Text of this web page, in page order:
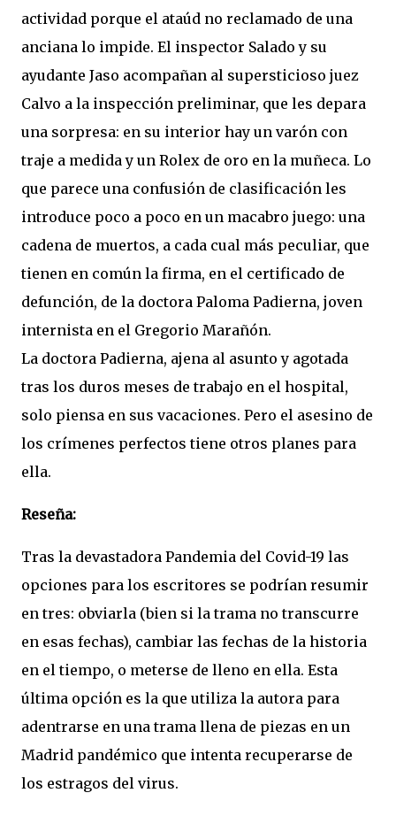
actividad porque el ataúd no reclamado de una
anciana lo impide. El inspector Salado y su
ayudante Jaso acompañan al supersticioso juez
Calvo a la inspección preliminar, que les depara
una sorpresa: en su interior hay un varón con
traje a medida y un Rolex de oro en la muñeca. Lo
que parece una confusión de clasificación les
introduce poco a poco en un macabro juego: una
cadena de muertos, a cada cual más peculiar, que
tienen en común la firma, en el certificado de
defunción, de la doctora Paloma Padierna, joven
internista en el Gregorio Marañón.
La doctora Padierna, ajena al asunto y agotada
tras los duros meses de trabajo en el hospital,
solo piensa en sus vacaciones. Pero el asesino de
los crímenes perfectos tiene otros planes para
ella.
Reseña:
Tras la devastadora Pandemia del Covid-19 las
opciones para los escritores se podrían resumir
en tres: obviarla (bien si la trama no transcurre
en esas fechas), cambiar las fechas de la historia
en el tiempo, o meterse de lleno en ella. Esta
última opción es la que utiliza la autora para
adentrarse en una trama llena de piezas en un
Madrid pandémico que intenta recuperarse de
los estragos del virus.